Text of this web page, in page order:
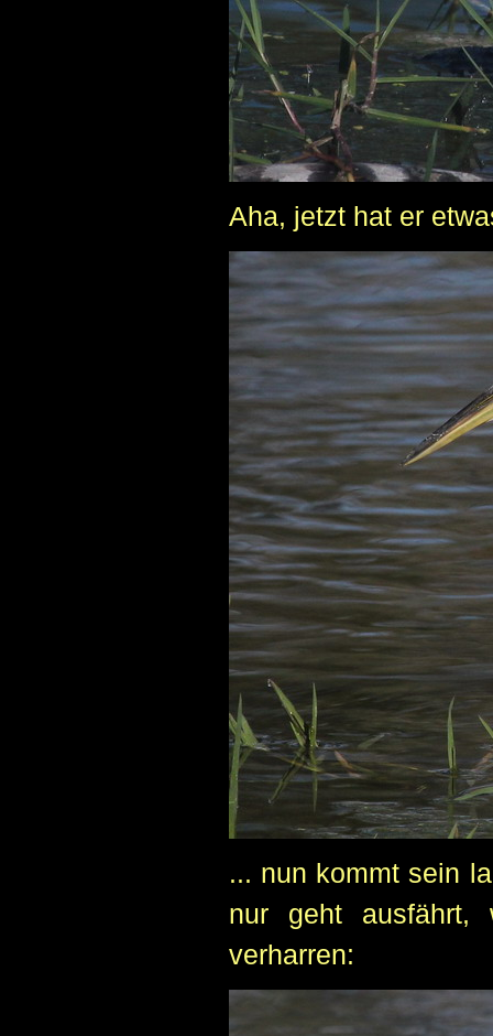
Aha, jetzt hat er
... nun kommt sein
nur geht ausfährt,
verharren: